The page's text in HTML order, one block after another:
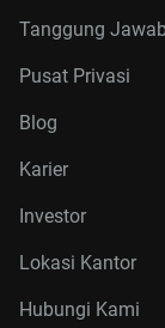
Tanggung
Pusat Privasi
Blog
Karier
Investor
Lokasi Kantor
Hubungi Kami